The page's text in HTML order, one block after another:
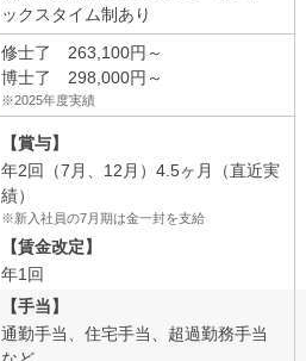
ックスタイム制あり
修士了 263,100円～
博士了 298,000円～
※2025年度実績
【賞与】
年2回（7月、12月）4.5ヶ月（直近実
績）
※新入社員の7月期は金一封を支給
【賃金改定】
年1回
【手当】
通勤手当、住宅手当、超過勤務手当